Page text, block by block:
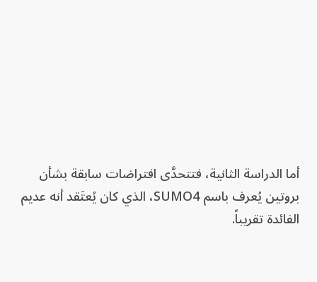
أما الدراسة الثانية، فتتحدَّى افتراضات سابقة بشأن
بروتين يُعرف باسم SUMO4، الذي كان يُعتَقد أنه عديم
الفائدة تقريباً.